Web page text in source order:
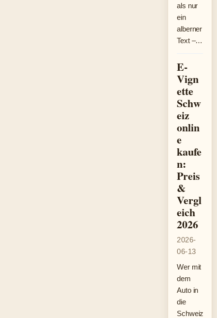
als nur
ein
alberner
Text –…
E-
Vign
ette
Schw
eiz
onlin
e
kaufe
n:
Preis
&
Vergl
eich
2026
2026-
06-13
Wer mit
dem
Auto in
die
Schweiz